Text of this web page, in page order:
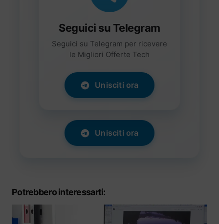
Seguici su Telegram
Seguici su Telegram per ricevere
le Migliori Offerte Tech
Unisciti ora
Unisciti ora
Potrebbero interessarti: